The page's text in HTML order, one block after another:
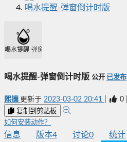
喝水提醒-弹窗倒计时版
喝水提醒-弹窗倒计时版
喝水提醒-弹窗倒计时版 公开 已发布
熙攘 更新于 2023-03-02 20:41 0
复制到剪贴板
如何安装动作？
信息 版本4 讨论0 统计